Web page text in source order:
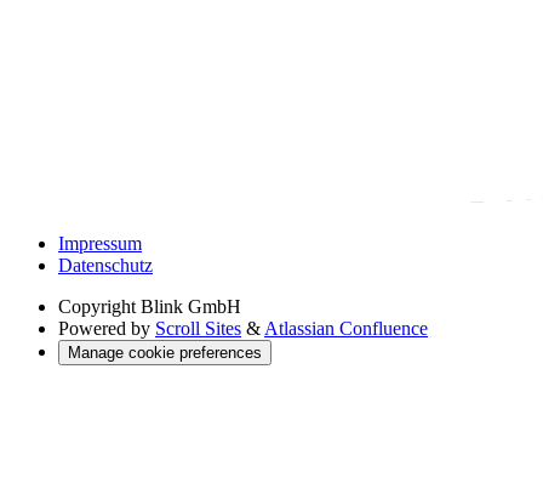
Impressum
Datenschutz
Copyright Blink GmbH
Powered by Scroll Sites & Atlassian Confluence
Manage cookie preferences